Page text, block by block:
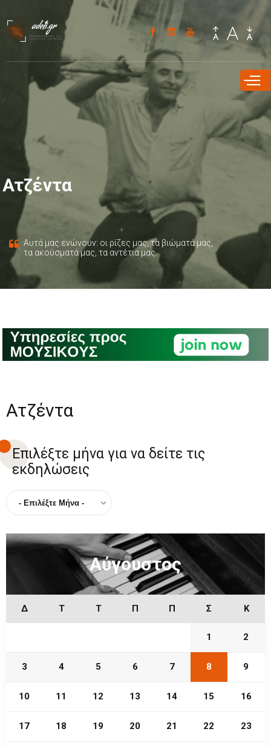
Παράκαμψη
προς το
περιεχόμενο
Ατζέντα
Αυτά μας ενώνουν: οι ρίζες μας, τα βιώματά μας,
τα ακούσματά μας, τα αντέτια μας.
Ατζέντα
Επιλέξτε μήνα για να δείτε τις
εκδηλώσεις
Αύγουστος
Δ Τ Τ Π Π Σ Κ
1 2
3 4 5 6 7 8 9
10 11 12 13 14 15 16
17 18 19 20 21 22 23